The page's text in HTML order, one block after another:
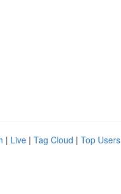
| Live | Tag Cloud | Top Users